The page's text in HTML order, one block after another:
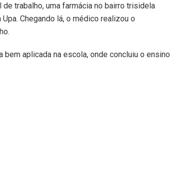
trabalho, uma farmácia no bairro trisidela
Chegando lá, o médico realizou o
bem aplicada na escola, onde concluiu o ensino